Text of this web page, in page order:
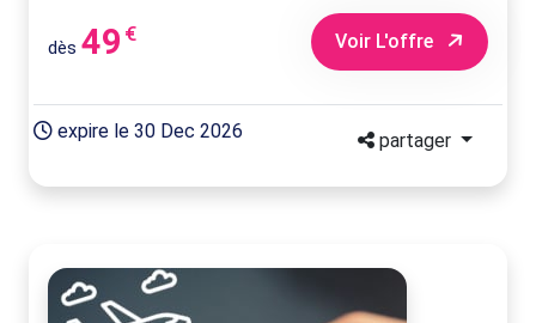
dès 49 € Voir L'offre
expire le 30 Dec 2026 partager